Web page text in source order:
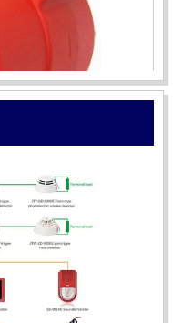
UX150 KOREA